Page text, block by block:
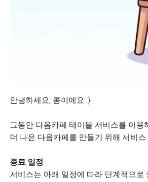
안녕하세요, 콩이예요 :)
그동안 다음카페 테이블 서비스를 이용
더 나은 다음카페를 만들기 위해 서비
종료 일정
서비스는 아래 일정에 따라 단계적으로